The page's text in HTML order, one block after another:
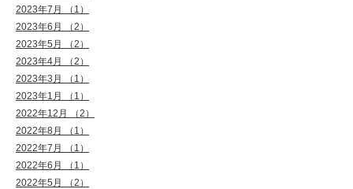
2023年7月 （1）
2023年6月 （2）
2023年5月 （2）
2023年4月 （2）
2023年3月 （1）
2023年1月 （1）
2022年12月 （2）
2022年8月 （1）
2022年7月 （1）
2022年6月 （1）
2022年5月 （2）